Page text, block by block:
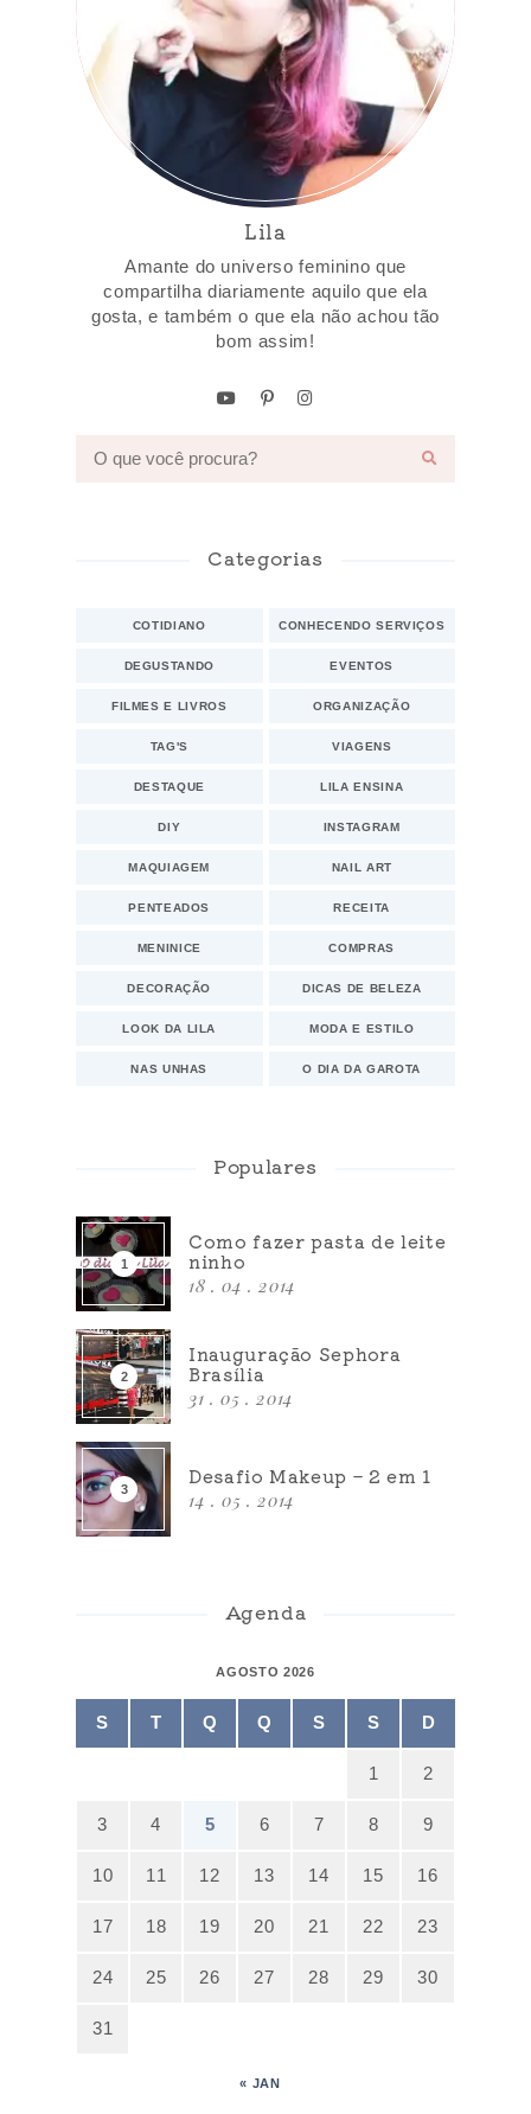
Lila
Amante do universo feminino que
compartilha diariamente aquilo que ela
gosta, e também o que ela não achou tão
bom assim!
Categorias
COTIDIANO CONHECENDO SERVIÇOS
DEGUSTANDO EVENTOS
FILMES E LIVROS ORGANIZAÇÃO
TAG'S VIAGENS
DESTAQUE LILA ENSINA
DIY INSTAGRAM
MAQUIAGEM NAIL ART
PENTEADOS RECEITA
MENINICE COMPRAS
DECORAÇÃO DICAS DE BELEZA
LOOK DA LILA MODA E ESTILO
NAS UNHAS O DIA DA GAROTA
Populares
Como fazer pasta de leite
ninho
18 . 04 . 2014
Inauguração Sephora
Brasília
31 . 05 . 2014
Desafio Makeup – 2 em 1
14 . 05 . 2014
Agenda
AGOSTO 2026
S T Q Q S S D
1 2
3 4 5 6 7 8 9
10 11 12 13 14 15 16
17 18 19 20 21 22 23
24 25 26 27 28 29 30
31
« JAN